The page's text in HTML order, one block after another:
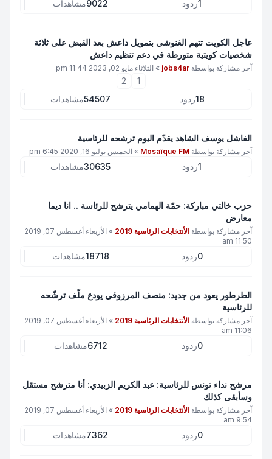
1ردود 9022مشاهدات
عاجل الكويت تتهم الغنوشي بتمويل داعش بعد القبض على ثلاثة
شخصيات كويتية متورطة في دعم تنظيم داعش
آخر مشاركة بواسطة jobs4ar
» الثلاثاء مايو 02, 2023 11:44 pm
1
2
18ردود 54507مشاهدات
الفاشل يوسف الشاهد يقدّم اليوم ترشحه للرئاسية
آخر مشاركة بواسطة Mosaïque FM
» الخميس يوليو 16, 2020 6:45 pm
1ردود 30635مشاهدات
حزب خالتي مباركة: حمّة الهمامي يترشح للرئاسة .. انا ديما
معارض
آخر مشاركة بواسطة الأنتخابات الرئاسية 2019 »
الأربعاء أغسطس 07, 2019
11:50 am
0ردود 18718مشاهدات
الطرطور يعود من جديد: منصف المرزوقي يودع ملّف ترشّحه
للرئاسية
آخر مشاركة بواسطة الأنتخابات الرئاسية 2019 »
الأربعاء أغسطس 07, 2019
11:06 am
0ردود 6712مشاهدات
مرشح نداء تونس للرئاسية: عبد الكريم الزبيدي: أنا مترشح مستقل
وسأبقى كذلك
آخر مشاركة بواسطة الأنتخابات الرئاسية 2019 »
الأربعاء أغسطس 07, 2019
9:54 am
0ردود 7362مشاهدات